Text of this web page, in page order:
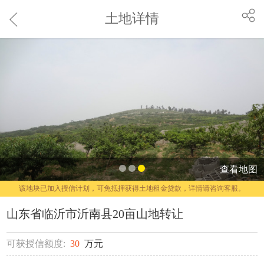
土地详情
查看地图
该地块已加入授信计划，可免抵押获得土地租金贷款，详情请咨询客服。
山东省临沂市沂南县20亩山地转让
可获授信额度: 30 万元